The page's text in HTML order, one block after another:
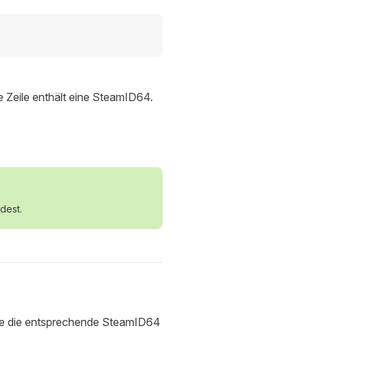
Zeile enthält eine SteamID64.
die entsprechende SteamID64